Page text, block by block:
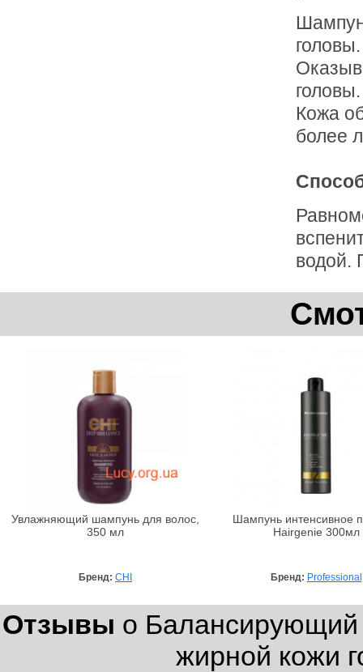
головы.
головы.
Кожа
более
водой.
Увлажняющий шампунь для волос,
350 мл
Бренд: CHI
Шампунь интенсивное
Hairgenie 300мл
Бренд: Professional
Отзывы о Балансирующий
жирной кожи